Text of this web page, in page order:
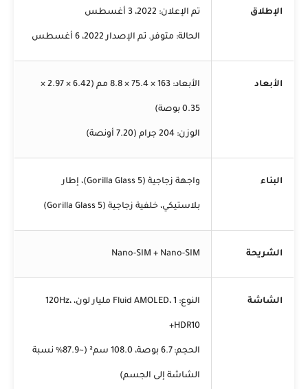
الإطلاق تم الإعلان: 2022، 3 أغسطس
الحالة: متوفر. تم الإصدار 2022، 6 أغسطس
الأبعاد الأبعاد: 163 × 75.4 × 8.8 مم (6.42 × 2.97 ×
0.35 بوصة)
الوزن: 204 جرام (7.20 أونصة)
البناء واجهة زجاجية (Gorilla Glass 5)، إطار
بلاستيكي، خلفية زجاجية (Gorilla Glass 5)
الشريحة Nano-SIM + Nano-SIM
الشاشة النوع: Fluid AMOLED، 1 مليار لون، 120Hz،
HDR10+
الحجم: 6.7 بوصة، 108.0 سم² (~87.9% نسبة
الشاشة إلى الجسم)